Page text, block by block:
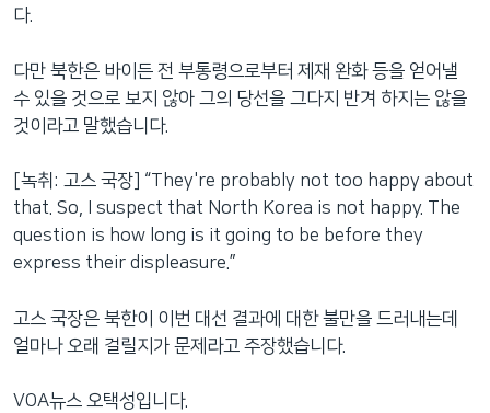
다.
다만 북한은 바이든 전 부통령으로부터 제재 완화 등을 얻어낼
수 있을 것으로 보지 않아 그의 당선을 그다지 반겨 하지는 않을
것이라고 말했습니다.
[녹취: 고스 국장] “They're probably not too happy about
that. So, I suspect that North Korea is not happy. The
question is how long is it going to be before they
express their displeasure.”
고스 국장은 북한이 이번 대선 결과에 대한 불만을 드러내는데
얼마나 오래 걸릴지가 문제라고 주장했습니다.
VOA뉴스 오택성입니다.